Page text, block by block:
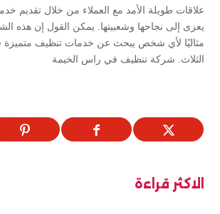
علاقات طويلة الأمد مع العملاء من خلال تقديم
يعزى إلى نجاحها وشعبيتها. يمكن القول إن هذه
مثاليًا لأي شخص يبحث عن خدمات تنظيف متميزة
الثلاث. شركة تنظيف في راس الخيمة
الاكثر قراءة